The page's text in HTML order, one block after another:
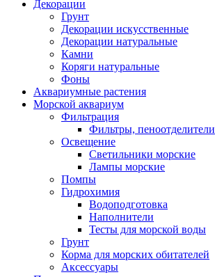
Декорации
Грунт
Декорации искусственные
Декорации натуральные
Камни
Коряги натуральные
Фоны
Аквариумные растения
Морской аквариум
Фильтрация
Фильтры, пеноотделители
Освещение
Светильники морские
Лампы морские
Помпы
Гидрохимия
Водоподготовка
Наполнители
Тесты для морской воды
Грунт
Корма для морских обитателей
Аксессуары